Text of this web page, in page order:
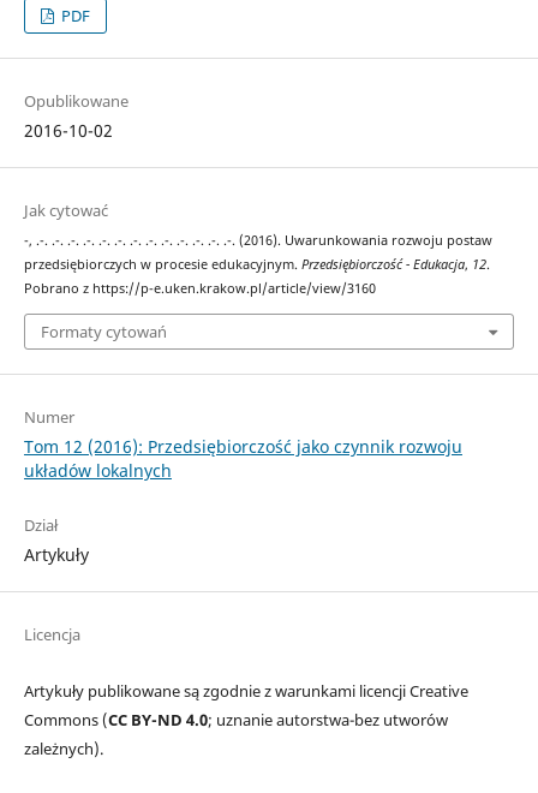
PDF
Opublikowane
2016-10-02
Jak cytować
-, .-. .-. .-. .-. .-. .-. .-. .-. .-. .-. .-. .-. .-. (2016). Uwarunkowania rozwoju postaw
przedsiębiorczych w procesie edukacyjnym. Przedsiębiorczość - Edukacja, 12.
Pobrano z https://p-e.uken.krakow.pl/article/view/3160
Formaty cytowań
Numer
Tom 12 (2016): Przedsiębiorczość jako czynnik rozwoju
układów lokalnych
Dział
Artykuły
Licencja
Artykuły publikowane są zgodnie z warunkami licencji Creative
Commons (CC BY-ND 4.0; uznanie autorstwa-bez utworów
zależnych).